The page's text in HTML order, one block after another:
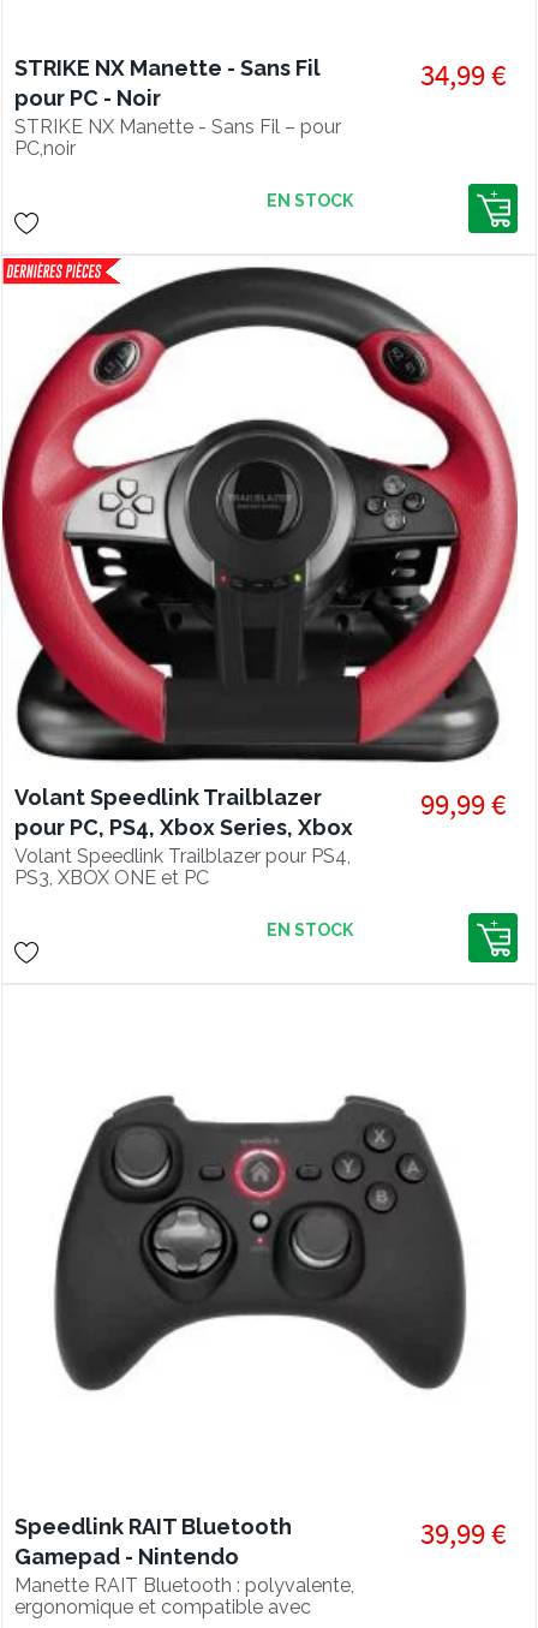
STRIKE NX Manette - Sans Fil
pour PC - Noir
STRIKE NX Manette - Sans Fil – pour
PC,noir
34,99 €
EN STOCK
Volant Speedlink Trailblazer
pour PC, PS4, Xbox Series, Xbox
One, PS3, Switch
Volant Speedlink Trailblazer pour PS4,
PS3, XBOX ONE et PC
99,99 €
EN STOCK
Speedlink RAIT Bluetooth
Gamepad - Nintendo
Switch/OLED, rubber-black
Manette RAIT Bluetooth : polyvalente,
ergonomique et compatible avec
39,99 €